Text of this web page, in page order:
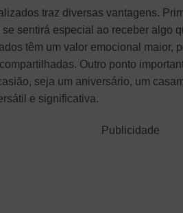
traz diversas vantagens.
sentirá especial ao receber algo
têm um valor emocional maior,
Outro ponto
seja um aniversário, um
e significativa.
Publicidade